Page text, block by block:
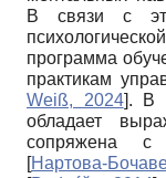
В связи с
программа
практикам
Weiß, 2024]. В
обладает
сопряжена с
[Нартова-